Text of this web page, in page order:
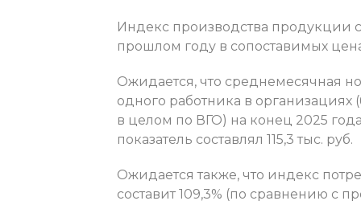
Индекс производства продукции
прошлом году в сопоставимых
Ожидается, что среднемесячная
одного работника в организациях
в целом по ВГО) на конец 2025 года
показатель составлял 115,3 тыс. руб.
Ожидается также, что индекс
составит 109,3% (по сравнению с